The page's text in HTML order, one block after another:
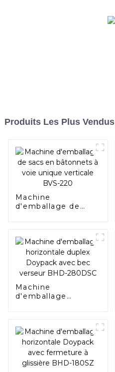
Produits Les Plus Vendus
Machine
d'emballage de
Machine
d'emballage
280DSC